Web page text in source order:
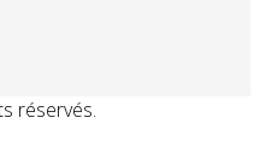
réservés.